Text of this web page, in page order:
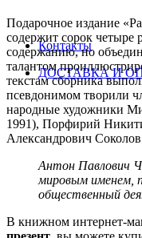
Контакты
ДОСТАВКА И
Подарочное издание
содержит сорок четыре
содержанию, но
талантом
текстам сборника
псевдонимом творили
народные художники
1991), Порфирий
Александрович
Антон Павлович
мировым именем,
общественный
В книжном интернет-